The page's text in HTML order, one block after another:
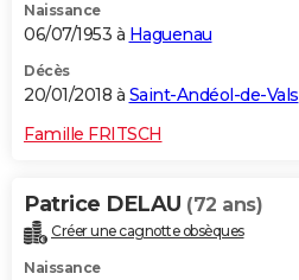
Naissance
06/07/1953 à Haguenau
Décès
20/01/2018 à Saint-Andéol-de-Vals
Famille FRITSCH
Patrice DELAU (72 ans)
Créer une cagnotte obsèques
Naissance